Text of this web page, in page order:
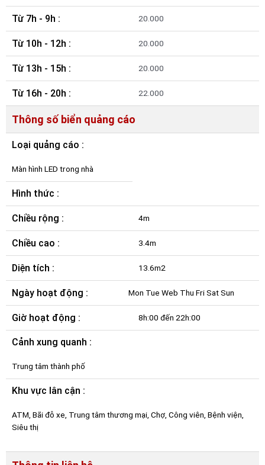
Từ 7h - 9h : 20.000
Từ 10h - 12h : 20.000
Từ 13h - 15h : 20.000
Từ 16h - 20h : 22.000
Thông số biển quảng cáo
Loại quảng cáo :
Màn hình LED trong nhà
Hình thức :
Chiều rộng : 4m
Chiều cao : 3.4m
Diện tích : 13.6m2
Ngày hoạt động : Mon Tue Web Thu Fri Sat Sun
Giờ hoạt động : 8h:00 đến 22h:00
Cảnh xung quanh :
Trung tâm thành phố
Khu vực lân cận :
ATM, Bãi đỗ xe, Trung tâm thương mại, Chợ, Công viên, Bệnh viện,
Siêu thị